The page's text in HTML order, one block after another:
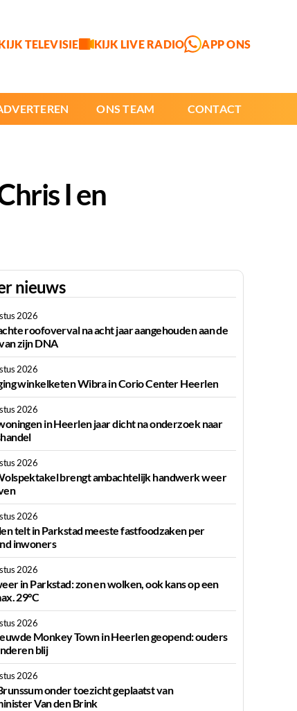
TELEVISIE KIJK LIVE RADIO APP ONS
ONS TEAM CONTACT
I en
nieuws
2026
roofoverval na acht jaar aangehouden aan de
zijn DNA
2026
winkelketen Wibra in Corio Center Heerlen
2026
in Heerlen jaar dicht na onderzoek naar
2026
brengt ambachtelijk handwerk weer
2026
telt in Parkstad meeste fastfoodzaken per
inwoners
2026
in Parkstad: zon en wolken, ook kans op een
29°C
2026
Monkey Town in Heerlen geopend: ouders
blij
2026
onder toezicht geplaatst van
Van den Brink